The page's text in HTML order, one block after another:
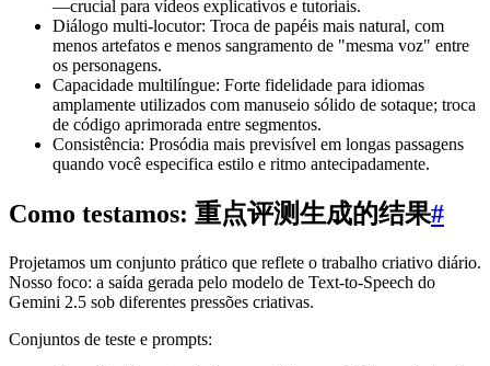
—crucial para vídeos explicativos e tutoriais.
Diálogo multi-locutor: Troca de papéis mais natural, com
menos artefatos e menos sangramento de "mesma voz" entre
os personagens.
Capacidade multilíngue: Forte fidelidade para idiomas
amplamente utilizados com manuseio sólido de sotaque; troca
de código aprimorada entre segmentos.
Consistência: Prosódia mais previsível em longas passagens
quando você especifica estilo e ritmo antecipadamente.
Como testamos: 重点评测生成的结果#
Projetamos um conjunto prático que reflete o trabalho criativo diário.
Nosso foco: a saída gerada pelo modelo de Text-to-Speech do
Gemini 2.5 sob diferentes pressões criativas.
Conjuntos de teste e prompts: